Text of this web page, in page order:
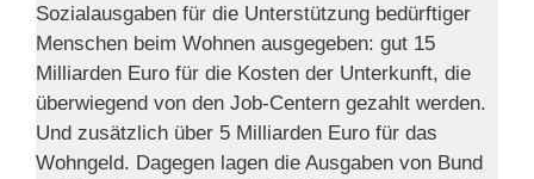
Sozialausgaben für die Unterstützung bedürftiger
Menschen beim Wohnen ausgegeben: gut 15
Milliarden Euro für die Kosten der Unterkunft, die
überwiegend von den Job-Centern gezahlt werden.
Und zusätzlich über 5 Milliarden Euro für das
Wohngeld. Dagegen lagen die Ausgaben von Bund